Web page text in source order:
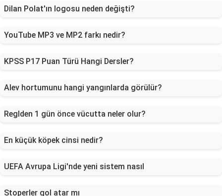
Dilan Polat'ın logosu neden değişti?
YouTube MP3 ve MP2 farkı nedir?
KPSS P17 Puan Türü Hangi Dersler?
Alev hortumunu hangi yangınlarda görülür?
Reglden 1 gün önce vücutta neler olur?
En küçük köpek cinsi nedir?
UEFA Avrupa Ligi'nde yeni sistem nasıl
Stoperler gol atar mı